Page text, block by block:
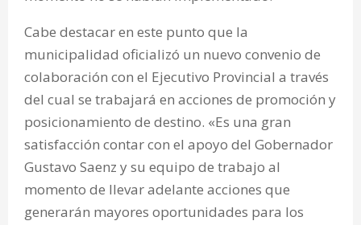
Cabe destacar en este punto que la
municipalidad oficializó un nuevo convenio de
colaboración con el Ejecutivo Provincial a través
del cual se trabajará en acciones de promoción y
posicionamiento de destino. «Es una gran
satisfacción contar con el apoyo del Gobernador
Gustavo Saenz y su equipo de trabajo al
momento de llevar adelante acciones que
generarán mayores oportunidades para los